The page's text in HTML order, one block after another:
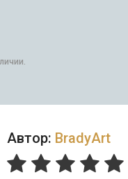
Автор: BradyArt